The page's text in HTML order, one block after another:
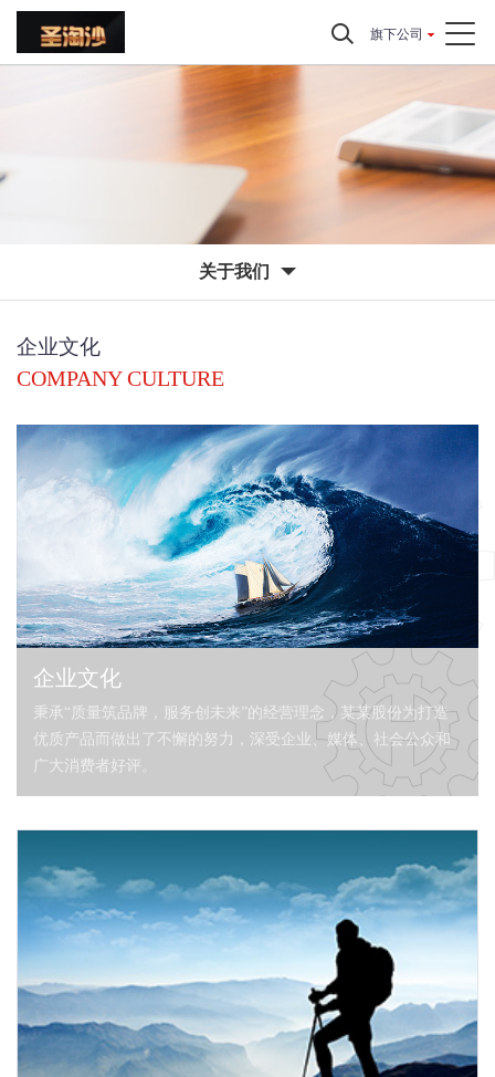
旗下公司
关于我们
企业文化
COMPANY CULTURE
企业文化
秉承“质量筑品牌，服务创未来”的经营理念，某某股份为打造
优质产品而做出了不懈的努力，深受企业、媒体、社会公众和
广大消费者好评。